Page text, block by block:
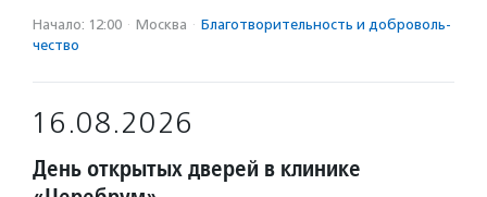
Начало: 12:00 · Москва · Благотвори­тель­ность и доброволь­
чест­во
16.08.2026
День открытых дверей в клинике